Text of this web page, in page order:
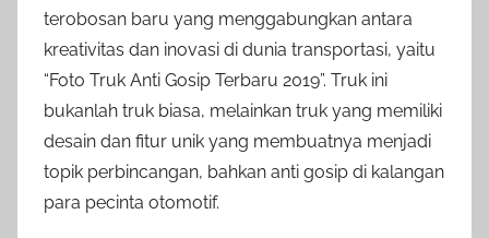
terobosan baru yang menggabungkan antara
kreativitas dan inovasi di dunia transportasi, yaitu
“Foto Truk Anti Gosip Terbaru 2019”. Truk ini
bukanlah truk biasa, melainkan truk yang memiliki
desain dan fitur unik yang membuatnya menjadi
topik perbincangan, bahkan anti gosip di kalangan
para pecinta otomotif.